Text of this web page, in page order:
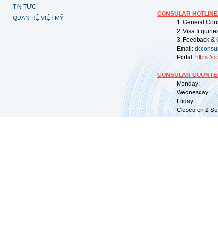
TIN TỨC
QUAN HỆ VIỆT MỸ
CONSULAR
1. General
2. Visa
3. Feedback &
Email:
Portal: https://
CONSULAR
Monday:
Wednesday:
Friday:
Closed on 2